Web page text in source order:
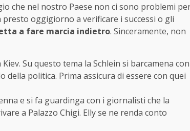
che nel nostro Paese non ci sono problemi
oggigiorno a verificare i successi o gli
a fare marcia indietro. Sinceramente, non
Su questo tema la Schlein si barcamena con
politica. Prima assicura di essere con quei
e si fa guardinga con i giornalisti che la
a Palazzo Chigi. Elly se ne renda conto